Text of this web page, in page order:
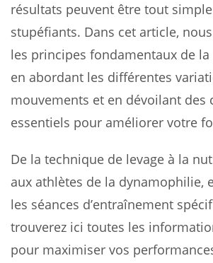
résultats peuvent être tout
stupéfiants. Dans cet article,
les principes fondamentaux de
en abordant les différentes
mouvements et en dévoilant des
essentiels pour améliorer votre
De la technique de levage à la
aux athlètes de la dynamophilie,
les séances d’entraînement
trouverez ici toutes les
pour maximiser vos